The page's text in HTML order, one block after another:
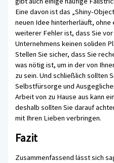
Eine davon ist das „Shiny-
neuen Idee hinterherläuft, ohne
weiterer Fehler ist, dass Sie
Unternehmens keinen soliden
Stellen Sie sicher, dass Sie
was nötig ist, um in der von
zu sein. Und schließlich sollten
Selbstfürsorge und
Arbeit von zu Hause aus kann
deshalb sollten Sie darauf
mit Ihren Lieben verbringen.
Fazit
Zusammenfassend lässt sich